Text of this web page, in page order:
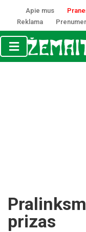
Apie mus
Reklama
prizas